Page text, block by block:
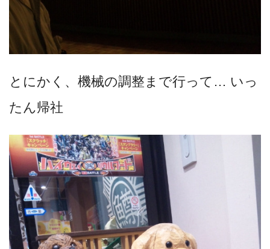
とにかく、機械の調整まで行って… いっ
たん帰社